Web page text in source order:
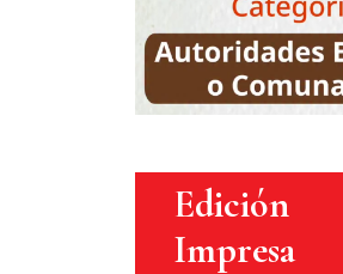
Edición
Impresa